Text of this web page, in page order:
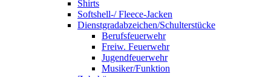
Shirts
Softshell-/ Fleece-Jacken
Dienstgradabzeichen/Schulterstücke
Berufsfeuerwehr
Freiw. Feuerwehr
Jugendfeuerwehr
Musiker/Funktion